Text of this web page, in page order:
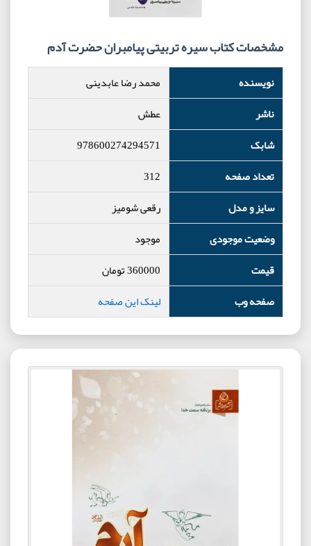
مشخصات کتاب سیره تربیتی پیامبران حضرت آدم
نویسنده
محمد رضا عابدینی
ناشر
عطش
شابک
978600274294571
تعداد صفحه
312
سایز و مدل
رقعی شومیز
وضعیت موجودی
موجود
قیمت
360000تومان
صفحه وب
لینک این صفحه